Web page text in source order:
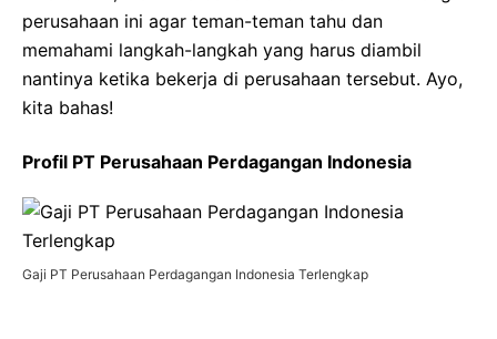
perusahaan ini agar teman-teman tahu dan
memahami langkah-langkah yang harus diambil
nantinya ketika bekerja di perusahaan tersebut. Ayo,
kita bahas!
Profil PT Perusahaan Perdagangan Indonesia
Gaji PT Perusahaan Perdagangan Indonesia Terlengkap